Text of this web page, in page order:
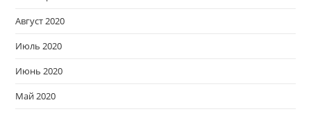
Август 2020
Июль 2020
Июнь 2020
Май 2020